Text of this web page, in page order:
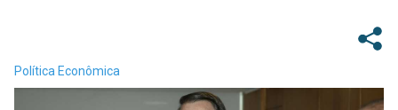
Política Econômica